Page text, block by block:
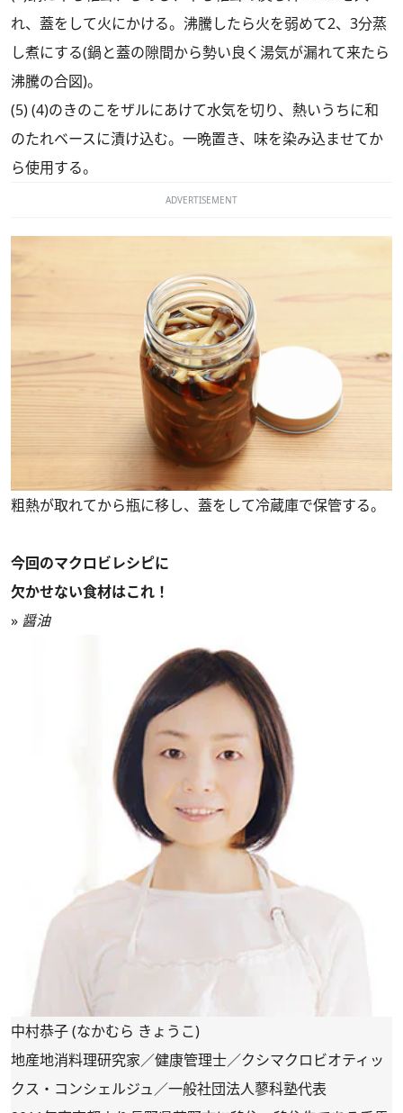
れ、蓋をして火にかける。沸騰したら火を弱めて2、3分蒸
し煮にする(鍋と蓋の隙間から勢い良く湯気が漏れて来たら
沸騰の合図)。
(5) (4)のきのこをザルにあけて水気を切り、熱いうちに和
のたれベースに漬け込む。一晩置き、味を染み込ませてか
ら使用する。
ADVERTISEMENT
粗熱が取れてから瓶に移し、蓋をして冷蔵庫で保管する。
今回のマクロビレシピに
欠かせない食材はこれ！
» 醤油
中村恭子 (なかむら きょうこ)
地産地消料理研究家／健康管理士／クシマクロビオティッ
クス・コンシェルジュ／一般社団法人蓼科塾代表